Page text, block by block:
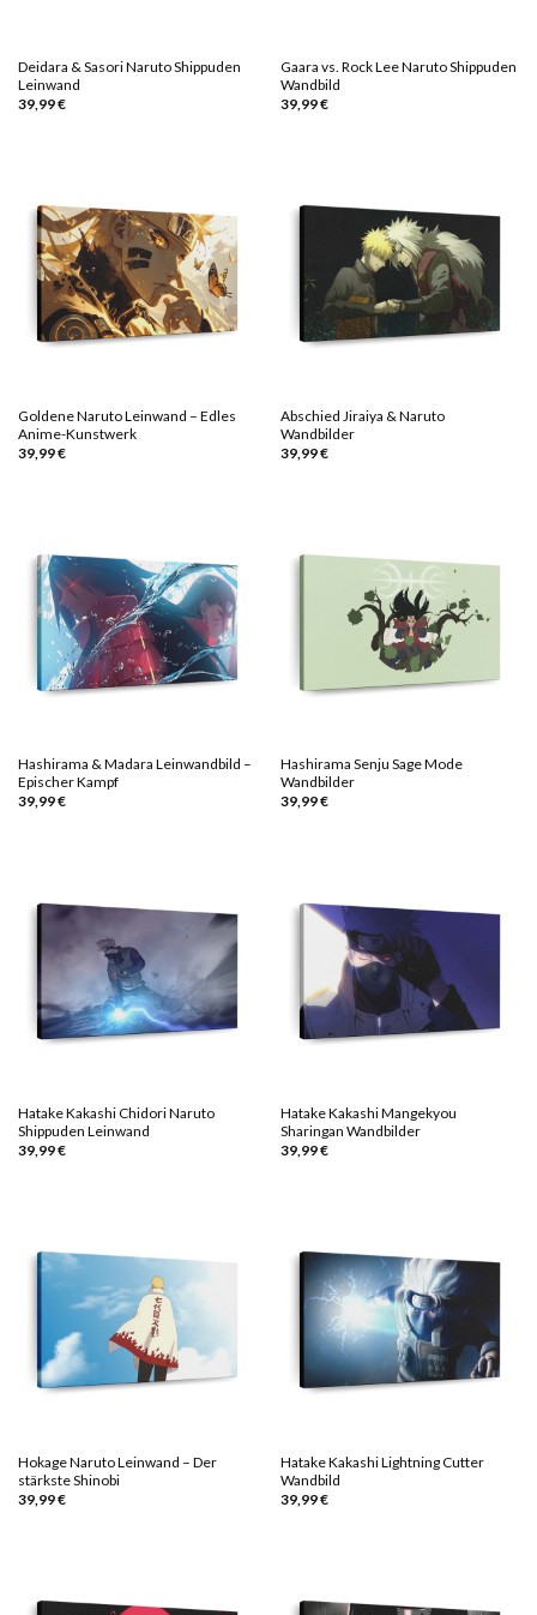
Deidara & Sasori Naruto Shippuden
Leinwand
39,99€
Gaara vs. Rock Lee Naruto Shippuden
Wandbild
39,99€
Goldene Naruto Leinwand – Edles
Anime-Kunstwerk
39,99€
Abschied Jiraiya & Naruto
Wandbilder
39,99€
Hashirama & Madara Leinwandbild –
Epischer Kampf
39,99€
Hashirama Senju Sage Mode
Wandbilder
39,99€
Hatake Kakashi Chidori Naruto
Shippuden Leinwand
39,99€
Hatake Kakashi Mangekyou
Sharingan Wandbilder
39,99€
Hokage Naruto Leinwand – Der
stärkste Shinobi
39,99€
Hatake Kakashi Lightning Cutter
Wandbild
39,99€